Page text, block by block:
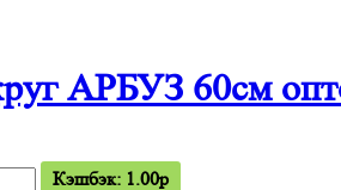
АРБУЗ 60см
Кэшбэк: 1.00p